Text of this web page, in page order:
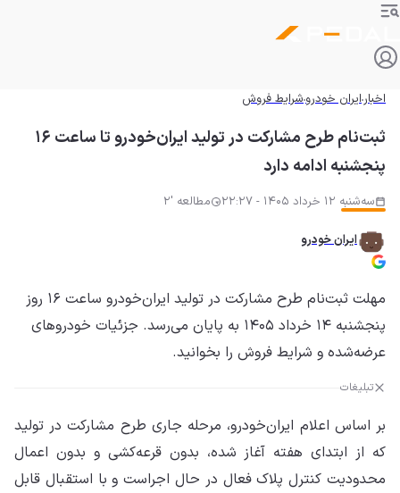
اخبارایران خودروشرایط فروش
ثبت‌نام طرح مشارکت در تولید ایران‌خودرو تا ساعت ۱۶
پنجشنبه ادامه دارد
سه‌شنبه 12 خرداد 1405 - 22:27 مطالعه '2
ایران خودرو
مهلت ثبت‌نام طرح مشارکت در تولید ایران‌خودرو ساعت ۱۶ روز
پنجشنبه ۱۴ خرداد ۱۴۰۵ به پایان می‌رسد. جزئیات خودروهای
عرضه‌شده و شرایط فروش را بخوانید.
تبلیغات
بر اساس اعلام ایران‌خودرو، مرحله جاری طرح مشارکت در تولید
که از ابتدای هفته آغاز شده، بدون قرعه‌کشی و بدون اعمال
محدودیت کنترل پلاک فعال در حال اجراست و با استقبال قابل